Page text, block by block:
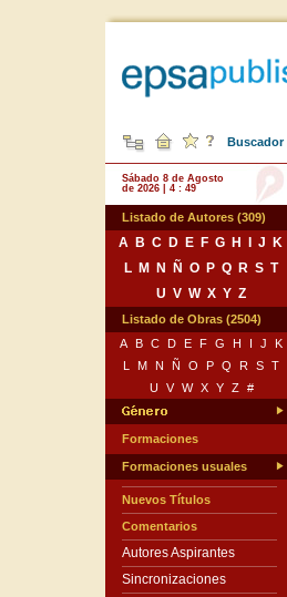
Sábado 8 de Agosto
de 2026 | 4 : 49
Listado de Autores (309)
A B C D E F G H J
K
L
M N Ñ O P Q R S T
U V W X Y Z
Listado de Obras (2504)
A
B C D E F G H I J
K
L
M N Ñ O P Q R S T
U
V W X Y Z #
Formaciones
Formaciones usuales
Nuevos Títulos
Comentarios
Autores Aspirantes
Sincronizaciones